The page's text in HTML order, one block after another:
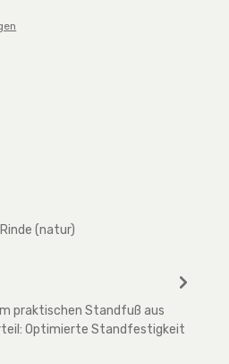
(natur)
praktischen Standfuß aus
Optimierte Standfestigkeit